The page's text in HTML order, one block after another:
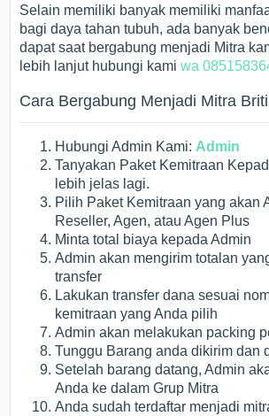
Selain memiliki banyak memiliki
bagi daya tahan tubuh, ada banyak
dapat saat bergabung menjadi Mitra
lebih lanjut hubungi kamiwa
Cara Bergabung Menjadi Mitra
Hubungi Admin Kami: Admin
Tanyakan Paket Kemitraan
lebih jelas lagi.
Pilih Paket Kemitraan yang akan
Reseller, Agen, atau Agen Plus
Minta total biaya kepada Admin
Admin akan mengirim totalan
transfer
Lakukan transfer dana sesuai
kemitraan yang Anda pilih
Admin akan melakukan packing
Tunggu Barang anda dikirim dan
Setelah barang datang, Admin
Anda ke dalam Grup Mitra
Anda sudah terdaftar menjadi